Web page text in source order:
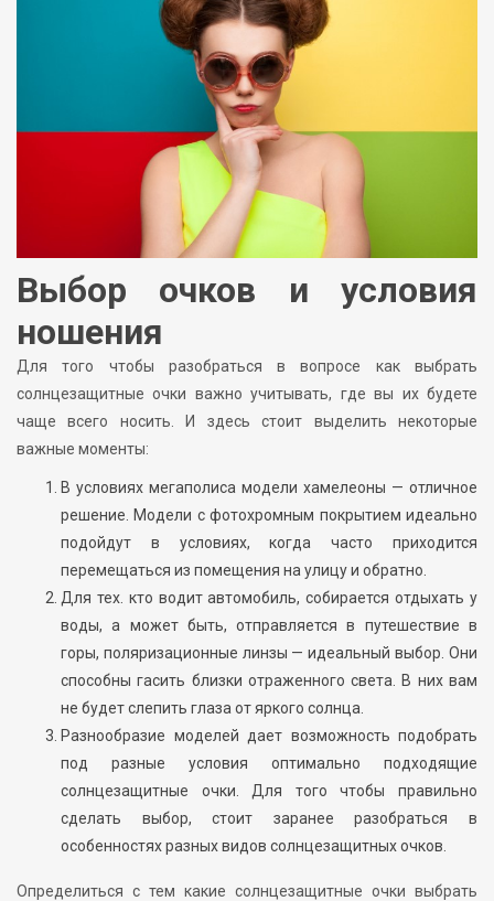
Выбор очков и условия
ношения
Для того чтобы разобраться в вопросе как выбрать
солнцезащитные очки важно учитывать, где вы их будете
чаще всего носить. И здесь стоит выделить некоторые
важные моменты:
В условиях мегаполиса модели хамелеоны — отличное
решение. Модели с фотохромным покрытием идеально
подойдут в условиях, когда часто приходится
перемещаться из помещения на улицу и обратно.
Для тех. кто водит автомобиль, собирается отдыхать у
воды, а может быть, отправляется в путешествие в
горы, поляризационные линзы — идеальный выбор. Они
способны гасить близки отраженного света. В них вам
не будет слепить глаза от яркого солнца.
Разнообразие моделей дает возможность подобрать
под разные условия оптимально подходящие
солнцезащитные очки. Для того чтобы правильно
сделать выбор, стоит заранее разобраться в
особенностях разных видов солнцезащитных очков.
Определиться с тем какие солнцезащитные очки выбрать